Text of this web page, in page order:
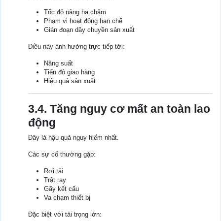
Tốc độ nâng hạ chậm
Phạm vi hoạt động hạn chế
Gián đoạn dây chuyền sản xuất
Điều này ảnh hưởng trực tiếp tới:
Năng suất
Tiến độ giao hàng
Hiệu quả sản xuất
3.4. Tăng nguy cơ mất an toàn lao
động
Đây là hậu quả nguy hiểm nhất.
Các sự cố thường gặp:
Rơi tải
Trật ray
Gãy kết cấu
Va chạm thiết bị
Đặc biệt với tải trọng lớn: